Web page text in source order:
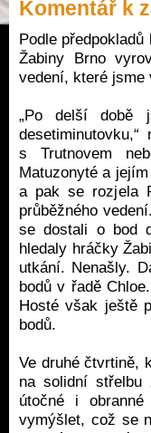
Komentář k
Podle
Žabiny Brno
vedení, které
„Po delší době
s Trutnovem
Matuzonyté a
a pak se rozjela
průběžného
se dostali o bod
hledaly hráčky
utkání. Nenašly.
bodů v řadě
Hosté však ještě
bodů.
Ve druhé čtvrtině,
na solidní
útočné i
vymýšlet, což se